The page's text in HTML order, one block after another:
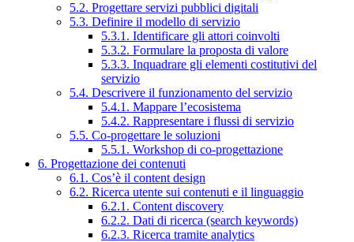
5.2. Progettare servizi pubblici digitali
5.3. Definire il modello di servizio
5.3.1. Identificare gli attori coinvolti
5.3.2. Formulare la proposta di valore
5.3.3. Inquadrare gli elementi costitutivi del
servizio
5.4. Descrivere il funzionamento del servizio
5.4.1. Mappare l’ecosistema
5.4.2. Rappresentare i flussi di servizio
5.5. Co-progettare le soluzioni
5.5.1. Workshop di co-progettazione
6. Progettazione dei contenuti
6.1. Cos’è il content design
6.2. Ricerca utente sui contenuti e il linguaggio
6.2.1. Content discovery
6.2.2. Dati di ricerca (search keywords)
6.2.3. Ricerca tramite analytics